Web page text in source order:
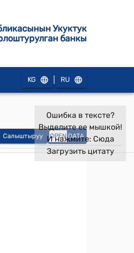
Укуктук
банкы
KG RU
Салыштыруу OPEN DATA
Ошибка в тексте?
Выделите ее мышкой!
И нажмите: Сюда
Загрузить цитату